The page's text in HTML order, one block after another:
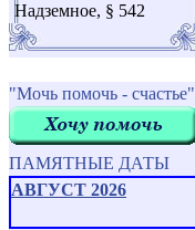
Надземное, § 542
"Мочь помочь - счастье"
ПАМЯТНЫЕ ДАТЫ
АВГУСТ 2026